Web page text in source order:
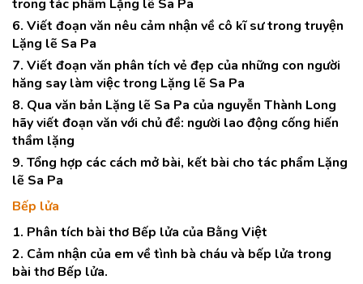
trong tác phẩm Lặng lẽ Sa Pa
6. Viết đoạn văn nêu cảm nhận về cô kĩ sư trong truyện
Lặng lẽ Sa Pa
7. Viết đoạn văn phân tích vẻ đẹp của những con người
hăng say làm việc trong Lặng lẽ Sa Pa
8. Qua văn bản Lặng lẽ Sa Pa của nguyễn Thành Long
hãy viết đoạn văn với chủ đề: người lao động cống hiến
thầm lặng
9. Tổng hợp các cách mở bài, kết bài cho tác phẩm Lặng
lẽ Sa Pa
Bếp lửa
1. Phân tích bài thơ Bếp lửa của Bằng Việt
2. Cảm nhận của em về tình bà cháu và bếp lửa trong
bài thơ Bếp lửa.